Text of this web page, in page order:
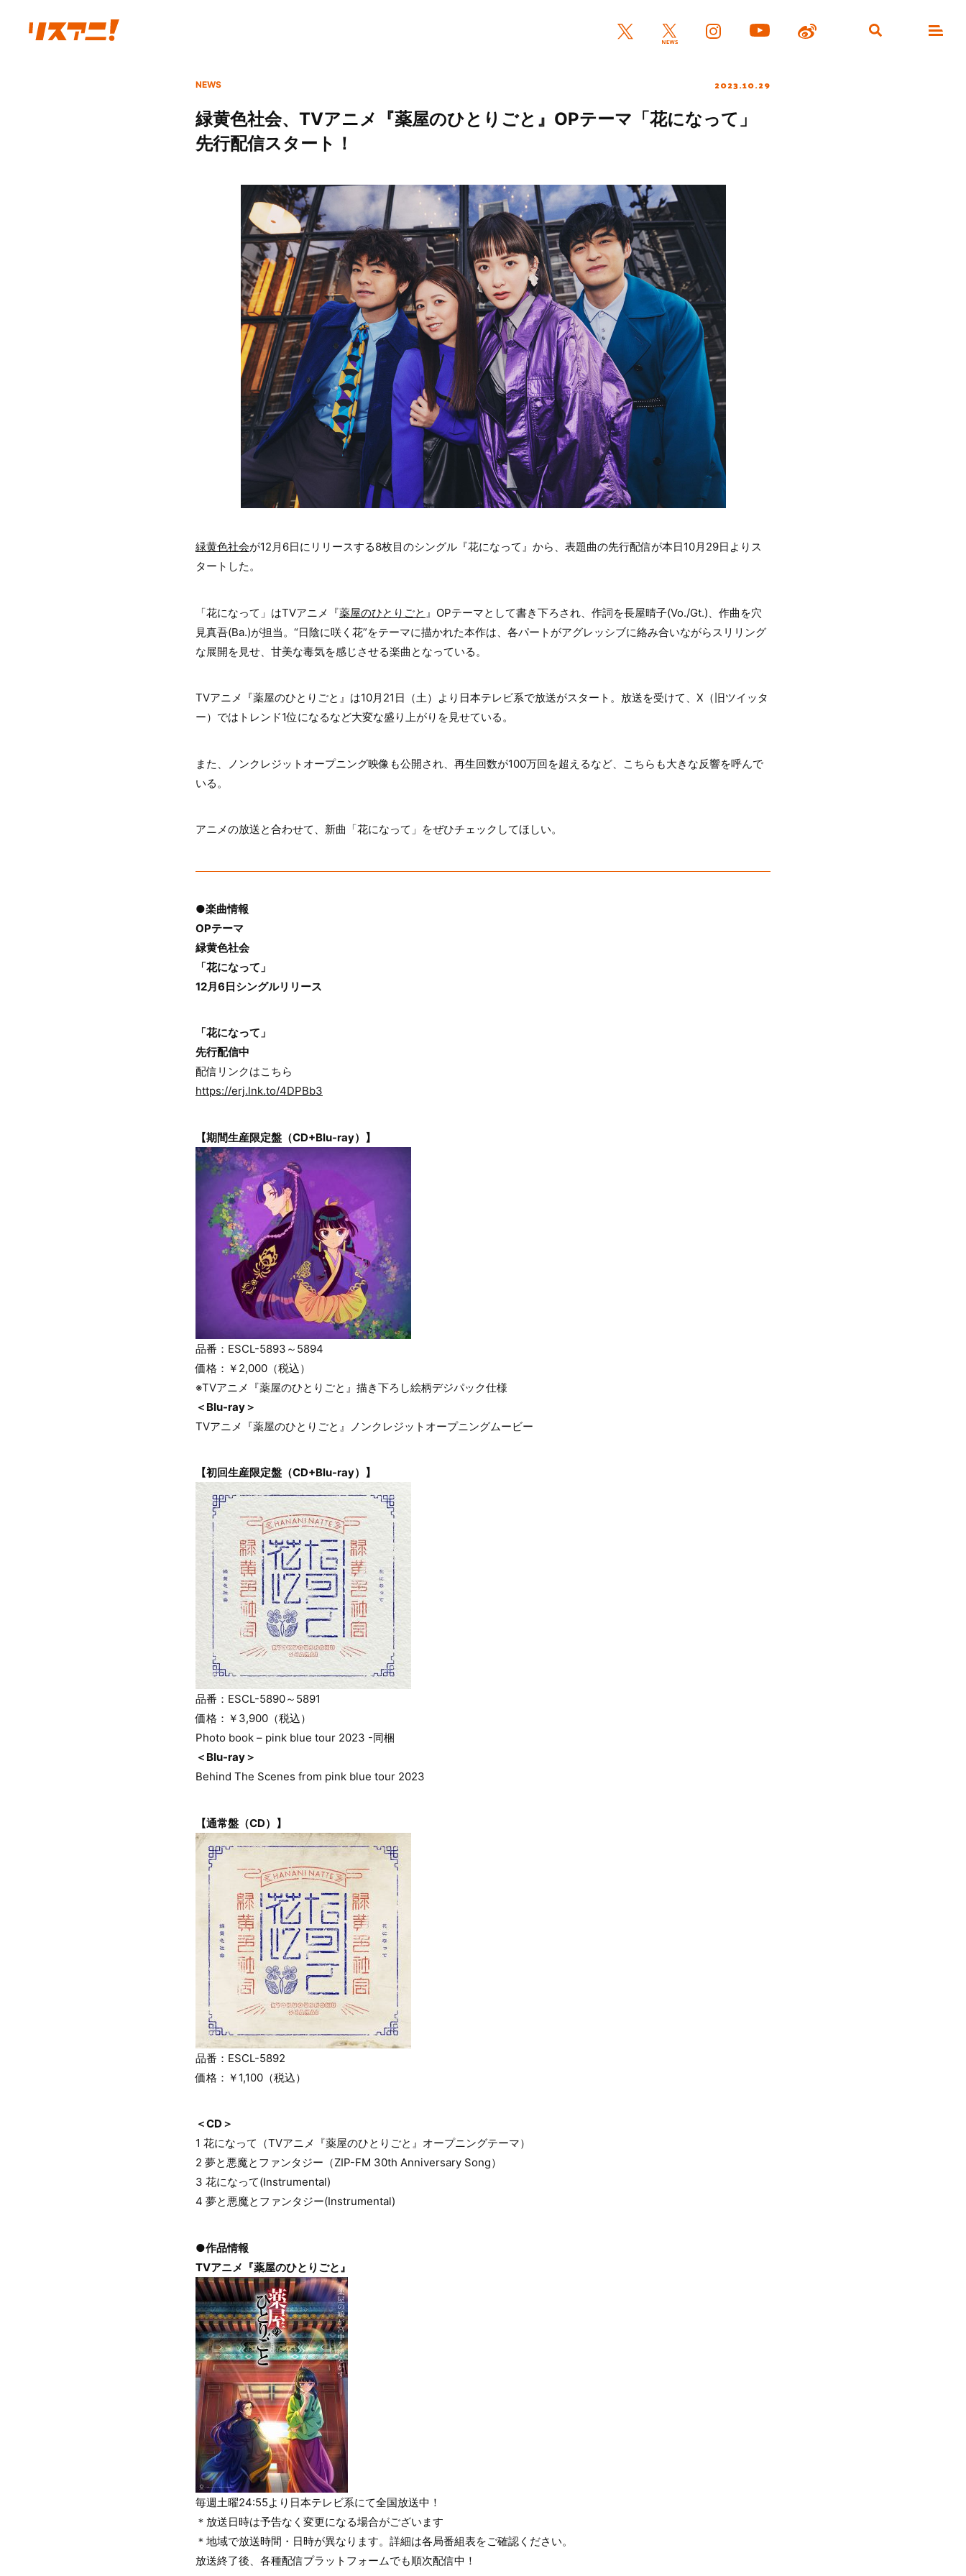
NEWS 2023.10.29
緑黄色社会、TVアニメ『薬屋のひとりごと』OPテーマ「花になって」
先行配信スタート！
緑黄色社会が12月6日にリリースする8枚目のシングル『花になって』から、表題曲の先行配信が本日10月29日よりス
タートした。
「花になって」はTVアニメ『薬屋のひとりごと 』OPテーマとして書き下ろされ、作詞を長屋晴子(Vo./Gt.)、作曲を穴
見真吾(Ba.)が担当。“日陰に咲く花”をテーマに描かれた本作は、各パートがアグレッシブに絡み合いながらスリリング
な展開を見せ、甘美な毒気を感じさせる楽曲となっている。
TVアニメ『薬屋のひとりごと』は10月21日（土）より日本テレビ系で放送がスタート。放送を受けて、X（旧ツイッタ
ー）ではトレンド1位になるなど大変な盛り上がりを見せている。
また、ノンクレジットオープニング映像も公開され、再生回数が100万回を超えるなど、こちらも大きな反響を呼んで
いる。
アニメの放送と合わせて、新曲「花になって」をぜひチェックしてほしい。
●楽曲情報
OPテーマ
緑黄色社会
「花になって」
12月6日シングルリリース
「花になって」
先行配信中
配信リンクはこちら
https://erj.lnk.to/4DPBb3
【期間生産限定盤（CD+Blu-ray）】
品番：ESCL-5893～5894
価格：￥2,000（税込）
※TVアニメ『薬屋のひとりごと』描き下ろし絵柄デジパック仕様
＜Blu-ray＞
TVアニメ『薬屋のひとりごと』ノンクレジットオープニングムービー
【初回生産限定盤（CD+Blu-ray）】
品番：ESCL-5890～5891
価格：￥3,900（税込）
Photo book – pink blue tour 2023 -同梱
＜Blu-ray＞
Behind The Scenes from pink blue tour 2023
【通常盤（CD）】
品番：ESCL-5892
価格：￥1,100（税込）
＜CD＞
1 花になって（TVアニメ『薬屋のひとりごと』オープニングテーマ）
2 夢と悪魔とファンタジー（ZIP-FM 30th Anniversary Song）
3 花になって(Instrumental)
4 夢と悪魔とファンタジー(Instrumental)
●作品情報
TVアニメ『薬屋のひとりごと』
毎週土曜24:55より日本テレビ系にて全国放送中！
＊放送日時は予告なく変更になる場合がございます
＊地域で放送時間・日時が異なります。詳細は各局番組表をご確認ください。
放送終了後、各種配信プラットフォームでも順次配信中！